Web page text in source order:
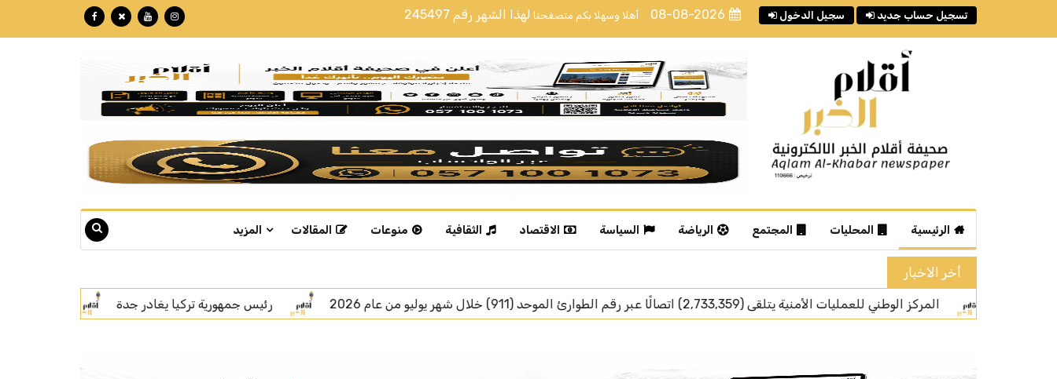
أهلا وسهلا بكم متصفحنا لهذا الشهر رقم 245497 08-08-2026 سجيل الدخول تسجيل حساب جديد
الرئيسية المحليات المجتمع الرياضة السياسة الاقتصاد الثقافية منوعات المقالات المزيد
أخر الاخبار
رئيس جمهورية تركيا يغادر جدة اتفاقية مكة.. رسالة قوة بلغة السلام سمو ولي العهد